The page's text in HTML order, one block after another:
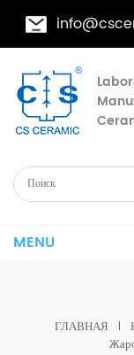
MENU
ГЛАВНАЯ